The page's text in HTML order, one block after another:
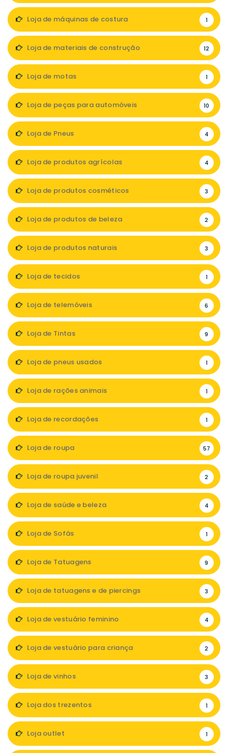
Loja de máquinas de costura 1
Loja de materiais de construção 12
Loja de motas 1
Loja de peças para automóveis 10
Loja de Pneus 4
Loja de produtos agrícolas 4
Loja de produtos cosméticos 3
Loja de produtos de beleza 2
Loja de produtos naturais 3
Loja de tecidos 1
Loja de telemóveis 6
Loja de Tintas 9
Loja de pneus usados 1
Loja de rações animais 1
Loja de recordações 1
Loja de roupa 57
Loja de roupa juvenil 2
Loja de saúde e beleza 4
Loja de Sofás 1
Loja de Tatuagens 9
Loja de tatuagens e de piercings 3
Loja de vestuário feminino 4
Loja de vestuário para criança 2
Loja de vinhos 3
Loja dos trezentos 1
Loja outlet 1